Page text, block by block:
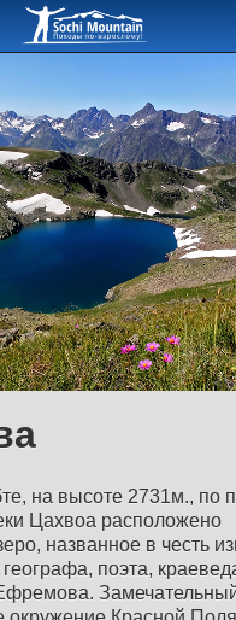
на высоте 2731м., по
Цахвоа расположено
названное в честь
географа, поэта,